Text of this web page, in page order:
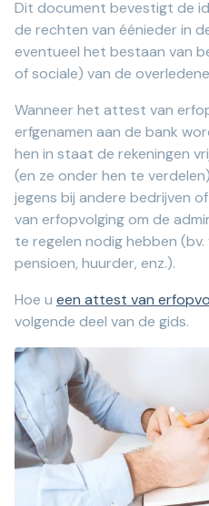
Dit document bevestigt de
de rechten van éénieder in
eventueel het bestaan van
of sociale) van de
Wanneer het attest van
erfgenamen aan de bank
hen in staat de rekeningen
(en ze onder hen te
jegens bij andere bedrijven
van erfopvolging om de
te regelen nodig hebben
pensioen, huurder, enz.).
Hoe u een attest van
volgende deel van de gids.